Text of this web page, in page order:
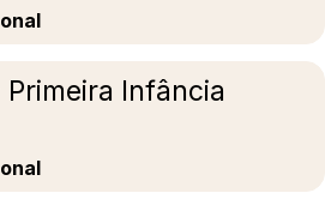
Infância